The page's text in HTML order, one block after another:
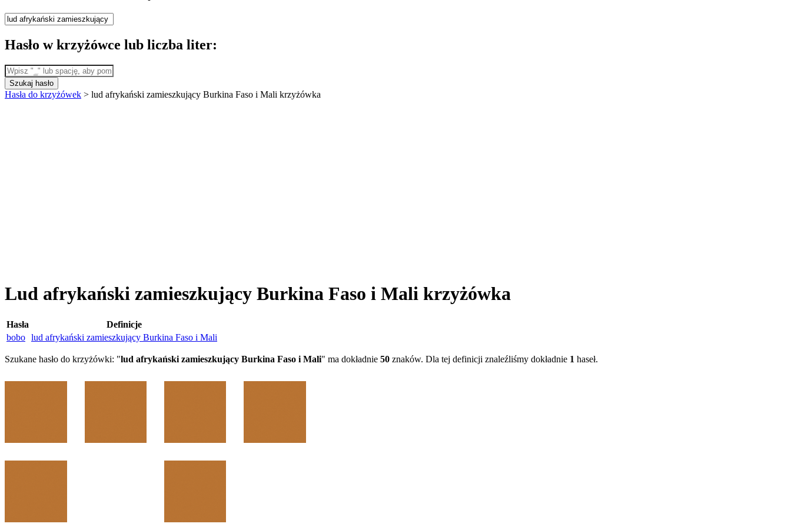
Hasło w krzyżówce lub liczba liter:
Szukaj hasło
Hasła do krzyżówek > lud afrykański zamieszkujący Burkina Faso i Mali krzyżówka
Lud afrykański zamieszkujący Burkina Faso i Mali krzyżówka
Hasła
Definicje
bobo lud afrykański zamieszkujący Burkina Faso i Mali
Szukane hasło do krzyżówki: "lud afrykański zamieszkujący Burkina Faso i Mali" ma dokładnie 50 znaków. Dla tej definicji znaleźliśmy dokładnie 1 haseł.